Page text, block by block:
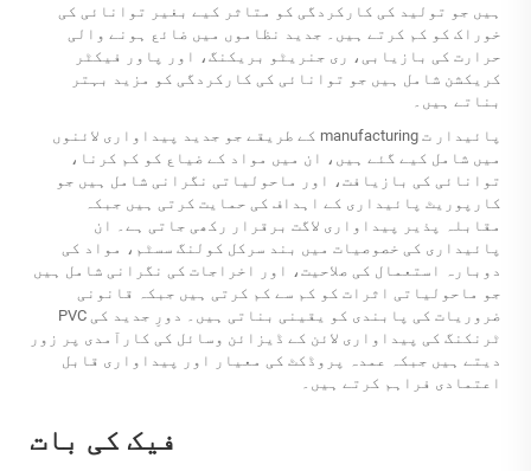
ہیں جو تولید کی کارکردگی کو متاثر کیے بغیر توانائی کی
خوراک کو کم کرتے ہیں۔ جدید نظاموں میں ضائع ہونے والی
حرارت کی بازیابی، ری جنریٹو بریکنگ، اور پاور فیکٹر
کریکشن شامل ہیں جو توانائی کی کارکردگی کو مزید بہتر
بناتے ہیں۔
پائیدار ت manufacturing کے طریقے جو جدید پیداواری لائنوں
میں شامل کیے گئے ہیں، ان میں مواد کے ضیاع کو کم کرنا،
توانائی کی بازیافت، اور ماحولیاتی نگرانی شامل ہیں جو
کارپوریٹ پائیداری کے اہداف کی حمایت کرتی ہیں جبکہ
مقابلہ پذیر پیداواری لاگت برقرار رکھی جاتی ہے۔ ان
پائیداری کی خصوصیات میں بند سرکل کولنگ سسٹم، مواد کی
دوبارہ استعمال کی صلاحیت، اور اخراجات کی نگرانی شامل ہیں
جو ماحولیاتی اثرات کو کم سے کم کرتی ہیں جبکہ قانونی
ضروریات کی پابندی کو یقینی بناتی ہیں۔ دورِ جدید کی PVC
ٹرنکنگ کی پیداواری لائن کے ڈیزائن وسائل کی کارآمدی پر زور
دیتے ہیں جبکہ عمدہ پروڈکٹ کی معیار اور پیداواری قابل
اعتمادی فراہم کرتے ہیں۔
فیک کی بات